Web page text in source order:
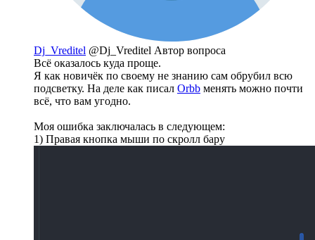
Dj_Vreditel @Dj_Vreditel Автор вопроса
Всё оказалось куда проще.
Я как новичёк по своему не знанию сам обрубил всю
подсветку. На деле как писал Orbb менять можно почти
всё, что вам угодно.
Моя ошибка заключалась в следующем:
1) Правая кнопка мыши по скролл бару